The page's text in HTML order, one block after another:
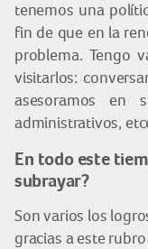
tenemos una
fin de que en la
problema. Tengo
visitarlos:
asesoramos en
administrativos,
En todo este
subrayar?
Son varios los
gracias a este